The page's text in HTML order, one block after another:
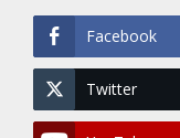
Facebook
Twitter